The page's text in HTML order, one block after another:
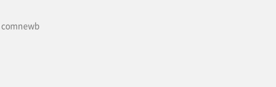
comnewb